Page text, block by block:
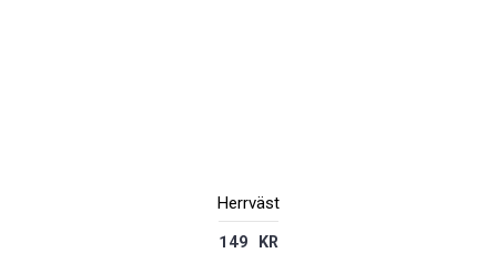
Herrväst
149 KR